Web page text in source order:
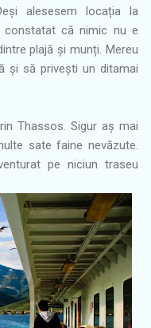
alesesem locația la
constatat că nimic nu e
plajă și munți. Mereu
și să privești un ditamai
Thassos. Sigur aș mai
sate faine nevăzute.
pe niciun traseu